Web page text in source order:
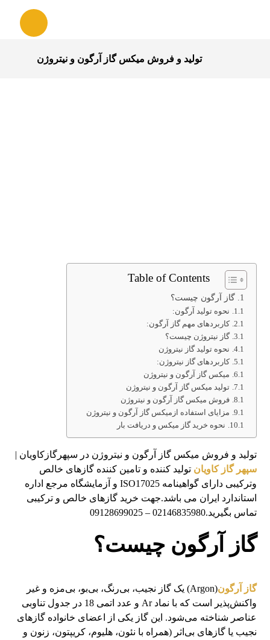
تولید و فروش میکس گاز آرگون و نیتروژن
Table of Contents
گاز آرگون چیست؟
نحوه تولید آرگون:
کاربردهای مهم گاز آرگون:
گاز نیتروژن چیست؟
نحوه تولید گاز نیتروژن
کاربردهای گاز نیتروژن:
میکس گاز آرگون و نیتروژن
تولید میکس گاز آرگون و نیتروژن
فروش میکس گاز آرگون و نیتروژن
مزایای استفاده ازمیکس گاز آرگون و نیتروژن
نحوه خرید گاز میکس و دریافت بار
تولید و فروش میکس گاز آرگون و نیتروژن در سپهرگازکاویان |
سپهر گاز کاویان تولید کننده و تامین کننده گازهای خالص
وترکیبی دارای گواهینامه ISO17025 و آزمایشگاه مرجع اداره
استاندارد ایران می باشد.جهت خرید گازهای خالص و ترکیبی
تماس بگیرید.02146835980 – 09128699025
گاز آرگون چیست؟
گاز آرگون
(Argon) یک گاز نجیب، بی‌رنگ، بی‌بو، بی‌مزه و غیر
واکنش‌پذیر است که با نماد Ar و عدد اتمی 18 در جدول تناوبی
عناصر شناخته می‌شود. این گاز یکی از اعضای خانواده گازهای
نجیب یا گازهای بی‌اثر (همراه با نئون، هلیوم، کریپتون، زنون و